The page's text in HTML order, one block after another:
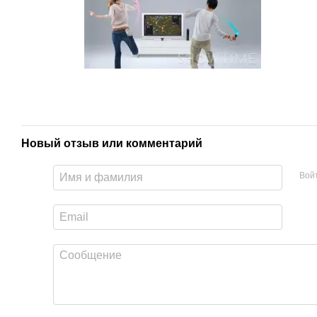
Новый отзыв или комментарий